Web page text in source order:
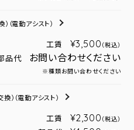
） （電動アシスト）
工賃 ¥3,500 （税込）
品代 お問い合わせください
※種類お問い合わせください
換） （電動アシスト）
工賃 ¥2,300 （税込）